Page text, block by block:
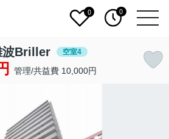
0 0
波Briller 空室4
管理/共益費 10,000円